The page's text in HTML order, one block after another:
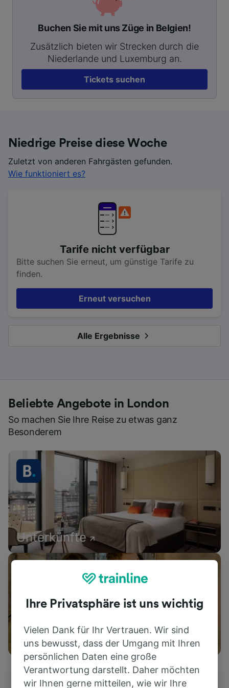
Buchen Sie mit uns Züge in Belgien!
Zusätzlich bieten wir Strecken durch die
Niederlande und Luxemburg an.
Tickets suchen
Niedrige Preise diese Woche
Zuletzt von anderen Fahrgästen gefunden.
Wie funktioniert es?
Tarife nicht verfügbar
Bitte suchen Sie erneut, um günstige Tarife zu
finden.
Erneut versuchen
Alle Ergebnisse
Beliebte Angebote in London
So machen Sie Ihre Reise zu etwas ganz
Besonderem
Unterkünfte
Aktivitäten
Ihre Privatsphäre ist uns wichtig
Vielen Dank für Ihr Vertrauen. Wir sind
uns bewusst, dass der Umgang mit Ihren
persönlichen Daten eine große
Verantwortung darstellt. Daher möchten
wir Ihnen gerne mitteilen, wie wir Ihre